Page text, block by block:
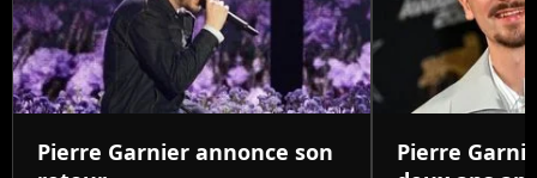
Pierre Garnier annonce son
Pierre